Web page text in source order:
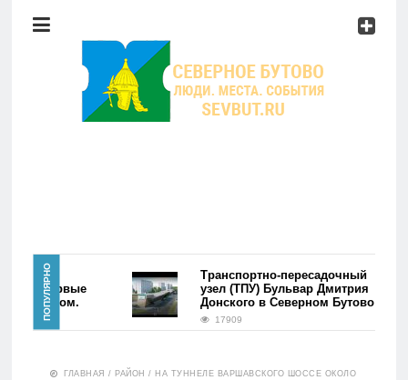
Район
Мероприятия
Главная
Новости
ПОПУЛЯРНО
Первые
фэйком.
Транспортно-пересадочный
узел (ТПУ) Бульвар Дмитрия
Донского в Северном Бутово
17909
ГЛАВНАЯ / РАЙОН / НА ТУННЕЛЕ ВАРШАВСКОГО ШОССЕ ОКОЛО